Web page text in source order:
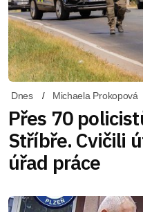
Dnes Michaela Prokopová
Přes 70
Stříbře. Cvičili
úřad práce